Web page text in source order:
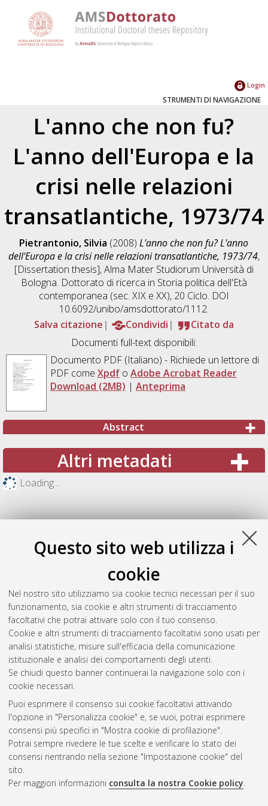
Questo sito web utilizza i
cookie
Nel nostro sito utilizziamo sia cookie tecnici necessari per il suo
funzionamento, sia cookie e altri strumenti di tracciamento
facoltativi che potrai attivare solo con il tuo consenso.
Cookie e altri strumenti di tracciamento facoltativi sono usati per
analisi statistiche, misure sull'efficacia della comunicazione
istituzionale e analisi dei comportamenti degli utenti.
Se chiudi questo banner continuerai la navigazione solo con i
cookie necessari.
Puoi esprimere il consenso sui cookie facoltativi attivando
l'opzione in "Personalizza cookie" e, se vuoi, potrai esprimere
consensi più specifici in "Mostra cookie di profilazione".
Potrai sempre rivedere le tue scelte e verificare lo stato dei
consensi rientrando nella sezione "Impostazione cookie" del
sito.
Per maggiori informazioni consulta la nostra Cookie policy.
Login
STRUMENTI DI NAVIGAZIONE
L'anno che non fu?
L'anno dell'Europa e la
crisi nelle relazioni
transatlantiche, 1973/74
Pietrantonio, Silvia (2008)L'anno che non fu? L'anno
dell'Europa e la crisi nelle relazioni transatlantiche, 1973/74,
[Dissertation thesis], Alma Mater Studiorum Università di
Bologna. Dottorato di ricerca in Storia politica dell'Età
contemporanea (sec. XIX e XX), 20 Ciclo. DOI
10.6092/unibo/amsdottorato/1112.
Salva citazione
Condividi
Citato da
Documenti full-text disponibili:
Documento PDF(Italiano) - Richiede un lettore di
PDF come Xpdfo Adobe Acrobat Reader
Download (2MB) | Anteprima
Abstract
Altri metadati
Loading...
Gestione del documento:
Atom
Rss 1.0
Rss 2.0
ISSN: 2038-7946